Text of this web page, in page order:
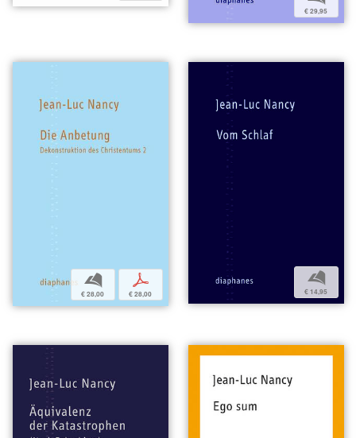
€ 29,95
b
€ 28,00
p
€ 28,00
b
€ 14,95